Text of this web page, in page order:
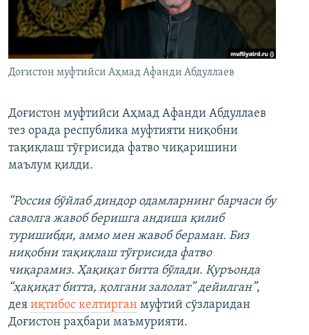
Доғистон муфтийси Аҳмад Афанди Абдуллаев
Доғистон муфтийси Аҳмад Афанди Абдуллаев
тез орада республика муфтияти ниқобни
тақиқлаш тўғрисида фатво чиқаришини
маълум қилди.
“Россия бўйлаб диндор одамларнинг барчаси бу
саволга жавоб беришга андиша қилиб
туришибди, аммо мен жавоб бераман. Биз
ниқобни тақиқлаш тўғрисида фатво
чиқарамиз. Ҳақиқат битта бўлади. Қуръонда
“ҳақиқат битта, қолгани залолат” дейилган”,
дея иқтибос келтирган муфтий сўзларидан
Доғистон раҳбари маъмурияти.